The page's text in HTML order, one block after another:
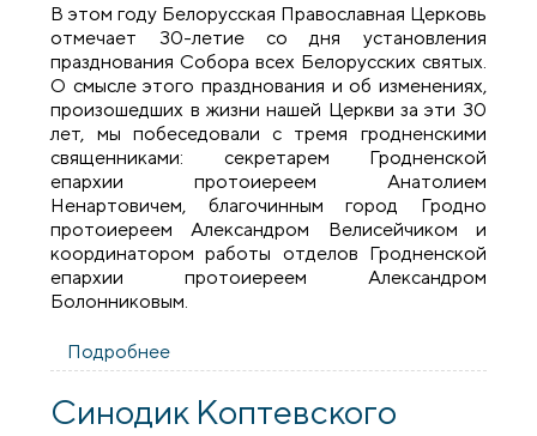
В этом году Белорусская Православная Церковь
отмечает 30-летие со дня установления
празднования Собора всех Белорусских святых.
О смысле этого празднования и об изменениях,
произошедших в жизни нашей Церкви за эти 30
лет, мы побеседовали с тремя гродненскими
священниками: секретарем Гродненской
епархии протоиереем Анатолием
Ненартовичем, благочинным город Гродно
протоиереем Александром Велисейчиком и
координатором работы отделов Гродненской
епархии протоиереем Александром
Болонниковым.
Подробнее
чувствуем свою сопричастность
Вселенской Церкви»
Синодик Коптевского